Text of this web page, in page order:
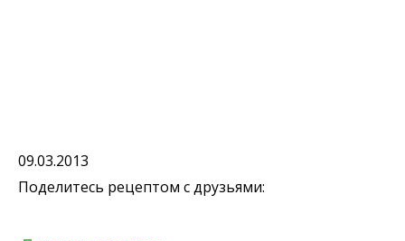
09.03.2013
Поделитесь рецептом с друзьями: